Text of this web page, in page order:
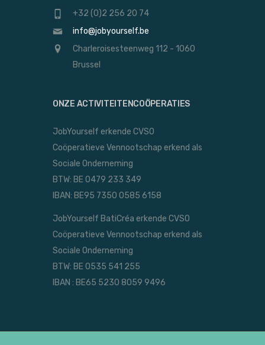
+32 (0)2 256 20 74
info@jobyourself.be
Charleroisesteenweg 112 - 1060
Brussel
ONZE ACTIVITEITENCOÖPERATIES
JobYourself erkende CVSO
Coöperatieve Vennootschap erkend als
Sociale Onderneming
BTW: BE 0479 233 349
IBAN: BE95 7350 0585 6158
JobYourself BatiCréa erkende CVSO
Coöperatieve Vennootschap erkend als
Sociale Onderneming
BTW: BE 0535 541 255
IBAN : BE65 5230 8059 9496